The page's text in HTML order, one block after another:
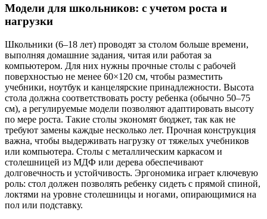
Модели для школьников: с учетом роста и
нагрузки
Школьники (6–18 лет) проводят за столом больше времени,
выполняя домашние задания, читая или работая за
компьютером. Для них нужны прочные столы с рабочей
поверхностью не менее 60×120 см, чтобы разместить
учебники, ноутбук и канцелярские принадлежности. Высота
стола должна соответствовать росту ребенка (обычно 50–75
см), а регулируемые модели позволяют адаптировать высоту
по мере роста. Такие столы экономят бюджет, так как не
требуют замены каждые несколько лет. Прочная конструкция
важна, чтобы выдерживать нагрузку от тяжелых учебников
или компьютера. Столы с металлическим каркасом и
столешницей из МДФ или дерева обеспечивают
долговечность и устойчивость. Эргономика играет ключевую
роль: стол должен позволять ребенку сидеть с прямой спиной,
локтями на уровне столешницы и ногами, опирающимися на
пол или подставку.